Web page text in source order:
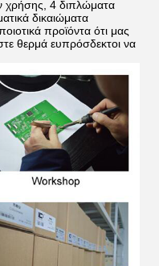
χρήσης, 4 διπλώματα
δικαιώματα
προϊόντα ότι μας
θερμά ευπρόσδεκτοι να